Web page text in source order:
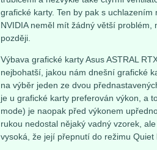
grafické karty. Ten by pak s
NVIDIA neměl mít žádný větší
později.
Výbava grafické karty Asus ASTRAL
nejbohatší, jakou nám dnešní grafické
na výběr jeden ze dvou
je u grafické karty preferován výkon, a
mode) je naopak před výkonem
rukou nedostal nějaký vadný vzorek,
vysoká, že její přepnutí do režimu Quiet